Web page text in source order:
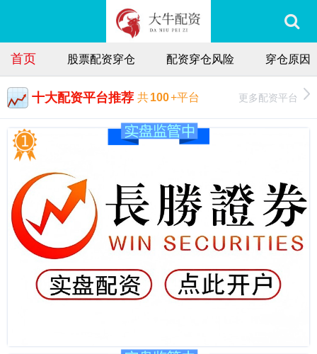
首页 股票配资穿仓 配资穿仓风险 穿仓原因
十大配资平台推荐 共100+平台 更多配资平台